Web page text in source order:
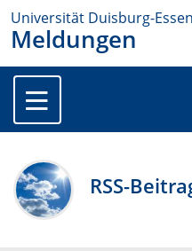
Universität Duisburg-Essen
Meldungen
RSS-